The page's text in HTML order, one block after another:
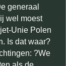
generaal
wel moest
Unie Polen
Is dat waar?
?We